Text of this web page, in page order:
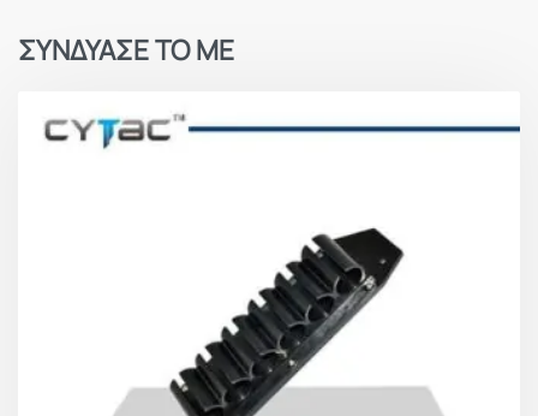
ΣΥΝΔΥΑΣΕ ΤΟ ΜΕ